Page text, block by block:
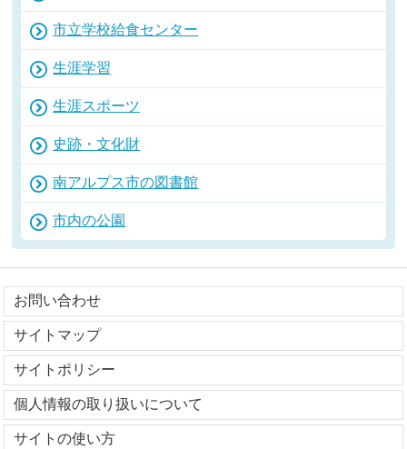
市立学校給食センター
生涯学習
生涯スポーツ
史跡・文化財
南アルプス市の図書館
市内の公園
お問い合わせ
サイトマップ
サイトポリシー
個人情報の取り扱いについて
サイトの使い方